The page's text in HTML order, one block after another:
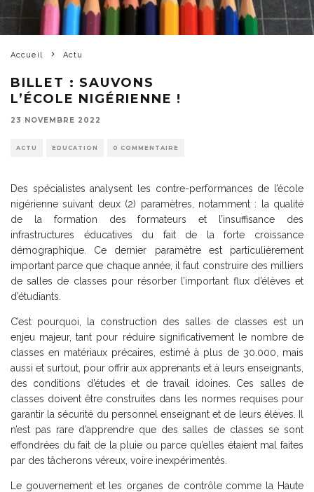
Accueil Actu
BILLET : SAUVONS
L’ÉCOLE NIGÉRIENNE !
23 NOVEMBRE 2022
ACTU EDUCATION 0 COMMENTAIRE
Des spécialistes analysent les contre-performances de l’école
nigérienne suivant deux (2) paramètres, notamment : la qualité
de la formation des formateurs et l’insuffisance des
infrastructures éducatives du fait de la forte croissance
démographique. Ce dernier paramètre est particulièrement
important parce que chaque année, il faut construire des milliers
de salles de classes pour résorber l’important flux d’élèves et
d’étudiants.
C’est pourquoi, la construction des salles de classes est un
enjeu majeur, tant pour réduire significativement le nombre de
classes en matériaux précaires, estimé à plus de 30.000, mais
aussi et surtout, pour offrir aux apprenants et à leurs enseignants,
des conditions d’études et de travail idoines. Ces salles de
classes doivent être construites dans les normes requises pour
garantir la sécurité du personnel enseignant et de leurs élèves. Il
n’est pas rare d’apprendre que des salles de classes se sont
effondrées du fait de la pluie ou parce qu’elles étaient mal faites
par des tâcherons véreux, voire inexpérimentés.
Le gouvernement et les organes de contrôle comme la Haute